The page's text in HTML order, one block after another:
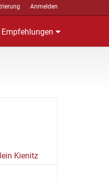
Anmelden
Empfehlungen
Kienitz